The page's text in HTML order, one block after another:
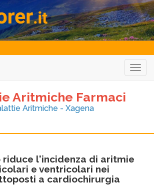
Aritmiche Farmaci
Aritmiche - Xagena
riduce l'incidenza di aritmie
e ventricolari nei
a cardiochirurgia